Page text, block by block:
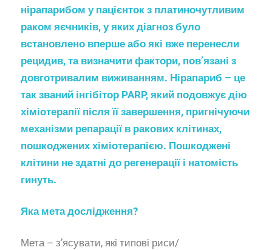
нірапарибом у пацієнток з платиночутливим
раком яєчників, у яких діагноз було
встановлено вперше або які вже перенесли
рецидив, та визначити фактори, пов’язані з
довготривалим виживанням. Нірапариб – це
так званий інгібітор PARP, який подовжує дію
хіміотерапії після її завершення, пригнічуючи
механізми репарації в ракових клітинах,
пошкоджених хіміотерапією. Пошкоджені
клітини не здатні до регенерації і натомість
гинуть.
Яка мета дослідження?
Мета – з’ясувати, які типові риси/